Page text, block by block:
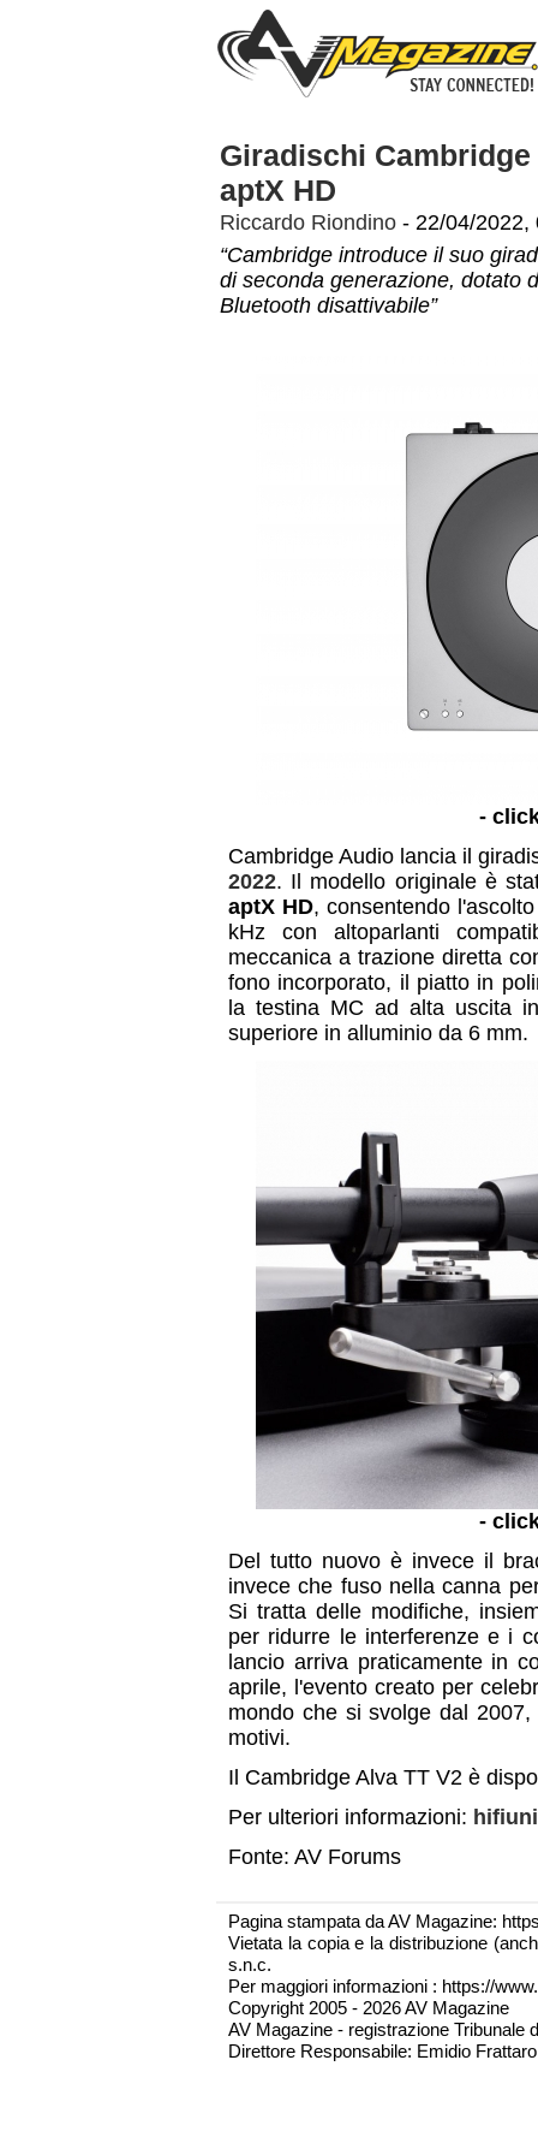
Giradischi
aptX HD
Riccardo Riondino - 22/04/2022,
“Cambridge introduce il suo
di seconda generazione, dotato
Bluetooth disattivabile”
-
Cambridge Audio lancia il
2022. Il modello originale è
aptX HD, consentendo
kHz con altoparlanti
meccanica a trazione diretta
fono incorporato, il piatto in
la testina MC ad alta uscita
superiore in alluminio da 6 mm.
-
Del tutto nuovo è invece il
invece che fuso nella canna
Si tratta delle modifiche,
per ridurre le interferenze e i
lancio arriva praticamente in
aprile, l'evento creato per
mondo che si svolge dal
motivi.
Il Cambridge Alva TT V2 è
Per ulteriori informazioni:
Fonte: AV Forums
Pagina stampata da AV Magazine:
Vietata la copia e la distribuzione
s.n.c.
Per maggiori informazioni : https://
Copyright 2005 - 2026 AV Magazine
AV Magazine - registrazione Tribunale
Direttore Responsabile: Emidio